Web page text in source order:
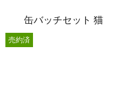
缶バッチセット 猫
売約済